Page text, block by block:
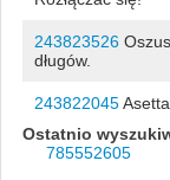
243823526
długów.
243822045Asetta
Ostatnio
785552605